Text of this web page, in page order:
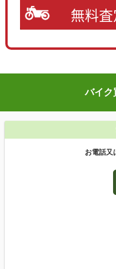
無料
バイク
お電話又